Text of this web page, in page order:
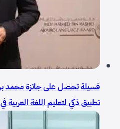
فسيلة تحصل على جائزة محمد
تطبيق ذكي لتعليم اللغة العربية